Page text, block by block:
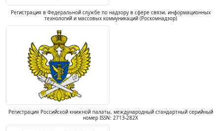
Регистрация в Федеральной службе по надзору в сфере связи, информационных
технологий и массовых коммуникаций (Роскомнадзор)
Регистрация Российской книжной палаты, международный стандартный серийный
номер ISSN: 2713-282X